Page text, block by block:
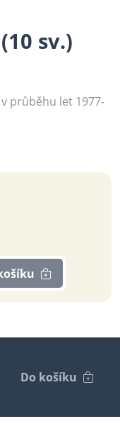
sv.)
průběhu let 1977-
Do košíku